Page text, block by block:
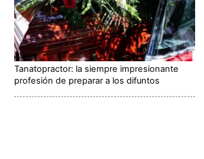
Tanatopractor: la siempre impresionante
profesión de preparar a los difuntos